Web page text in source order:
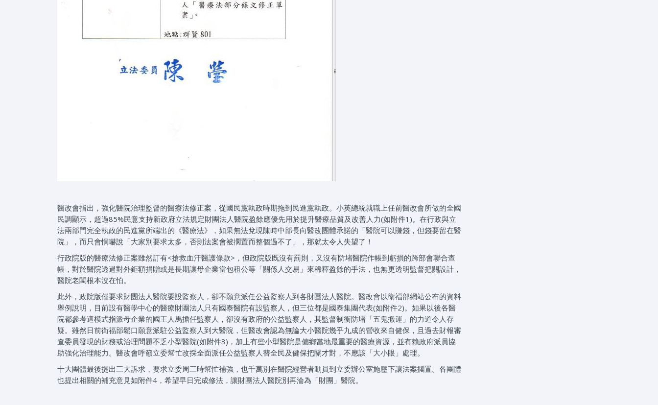
醫改會指出，強化醫院治理監督的醫療法修正案，從國民黨執政時期拖到民進黨執政。小英總統就職上任前醫改會所做的全國
民調顯示，超過85%民意支持新政府立法規定財團法人醫院盈餘應優先用於提升醫療品質及改善人力(如附件1)。在行政與立
法兩部門完全執政的民進黨所端出的《醫療法》，如果無法兌現陳時中部長向醫改團體承諾的「醫院可以賺錢，但錢要留在醫
院」，而只會恫嚇說「大家別要求太多，否則法案會被擱置而整個過不了」，那就太令人失望了！
行政院版的醫療法修正案雖然訂有<搶救血汗醫護條款>，但政院版既沒有罰則，又沒有防堵醫院作帳到虧損的跨部會聯合查
帳，對於醫院透過對外鉅額捐贈或是長期讓母企業當包租公等「關係人交易」來稀釋盈餘的手法，也無更透明監督把關設計，
醫院老闆根本沒在怕。
此外，政院版僅要求財團法人醫院要設監察人，卻不願意派任公益監察人到各財團法人醫院。醫改會以衛福部網站公布的資料
舉例說明，目前設有醫學中心的醫療財團法人只有國泰醫院有設監察人，但三位都是國泰集團代表(如附件2)。如果以後各醫
院都參考這模式指派母企業的國王人馬擔任監察人，卻沒有政府的公益監察人，其監督制衡防堵「五鬼搬運」的力道令人存
疑。雖然日前衛福部鬆口願意派駐公益監察人到大醫院，但醫改會認為無論大小醫院幾乎九成的營收來自健保，且過去財報審
查委員發現的財務或治理問題不乏小型醫院(如附件3)，加上有些小型醫院是偏鄉當地最重要的醫療資源，並有賴政府派員協
助強化治理能力。醫改會呼籲立委幫忙改採全面派任公益監察人替全民及健保把關才對，不應該「大小眼」處理。
十大團體最後提出三大訴求，要求立委周三時幫忙補強，也千萬別在醫院經營者動員到立委辦公室施壓下讓法案擱置。各團體
也提出相關的補充意見如附件4，希望早日完成修法，讓財團法人醫院別再淪為「財團」醫院。